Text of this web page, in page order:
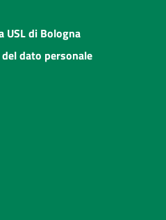
USL di Bologna
dato personale